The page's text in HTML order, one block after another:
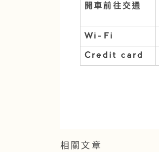
開車前往交通
Wi-Fi
Credit card
相關文章